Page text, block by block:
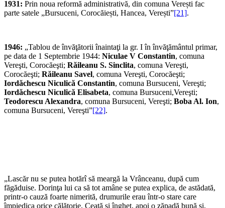
1931: Prin noua reformă administrativă, din comuna Verești fac
parte satele „Bursuceni, Corocăiești, Hancea, Verești”[21].
1946: „Tablou de învăţătorii înaintaţi la gr. I în învăţământul primar,
pe data de 1 Septembrie 1944: Niculae V Constantin, comuna
Vereşti, Corocăeşti; Răileanu S. Sinclita, comuna Vereşti,
Corocăeşti; Răileanu Savel, comuna Vereşti, Corocăeşti;
Iordăchescu Niculică Constantin, comuna Bursuceni, Vereşti;
Iordăchescu Niculică Elisabeta, comuna Bursuceni,Vereşti;
Teodorescu Alexandra, comuna Bursuceni, Vereşti; Boba Al. Ion,
comuna Bursuceni, Vereşti”[22].
„Lascăr nu se putea hotărî să meargă la Vrânceanu, după cum
făgăduise. Dorinţa lui ca să tot amâne se putea explica, de astădată,
printr-o cauză foarte nimerită, drumurile erau într-o stare care
împiedica orice călătorie. Ceaţă şi îngheţ, apoi o zăpadă bună şi,